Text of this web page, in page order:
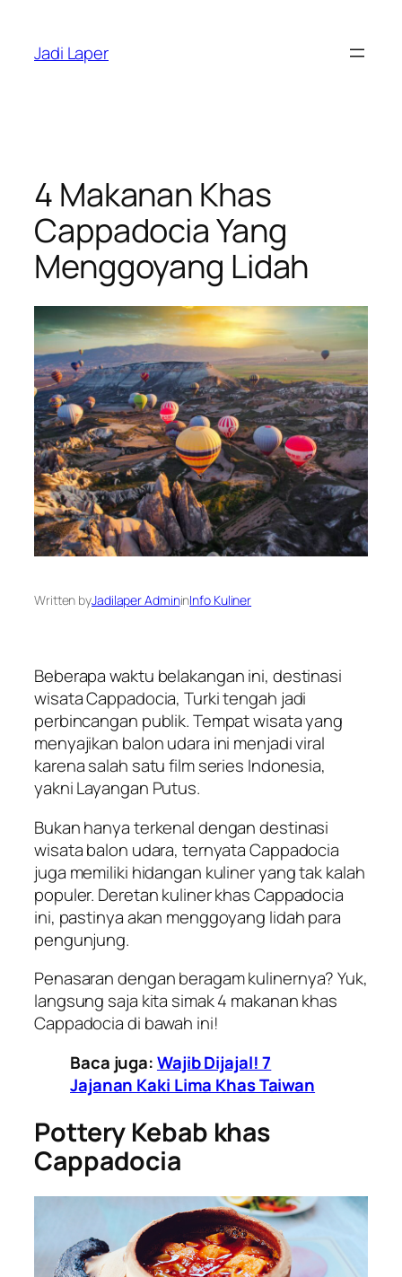
content
Jadi Laper
4 Makanan Khas
Cappadocia Yang
Menggoyang Lidah
Written byJadilaper AdmininInfo Kuliner
Beberapa waktu belakangan ini, destinasi
wisata Cappadocia, Turki tengah jadi
perbincangan publik. Tempat wisata yang
menyajikan balon udara ini menjadi viral
karena salah satu film series Indonesia,
yakni Layangan Putus.
Bukan hanya terkenal dengan destinasi
wisata balon udara, ternyata Cappadocia
juga memiliki hidangan kuliner yang tak kalah
populer. Deretan kuliner khas Cappadocia
ini, pastinya akan menggoyang lidah para
pengunjung.
Penasaran dengan beragam kulinernya? Yuk,
langsung saja kita simak 4 makanan khas
Cappadocia di bawah ini!
Baca juga:Wajib Dijajal! 7
Jajanan Kaki Lima Khas Taiwan
Pottery Kebab khas
Cappadocia